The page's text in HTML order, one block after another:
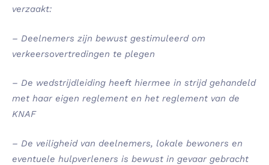
verzaakt:
– Deelnemers zijn bewust gestimuleerd om
verkeersovertredingen te plegen
– De wedstrijdleiding heeft hiermee in strijd gehandeld
met haar eigen reglement en het reglement van de
KNAF
– De veiligheid van deelnemers, lokale bewoners en
eventuele hulpverleners is bewust in gevaar gebracht